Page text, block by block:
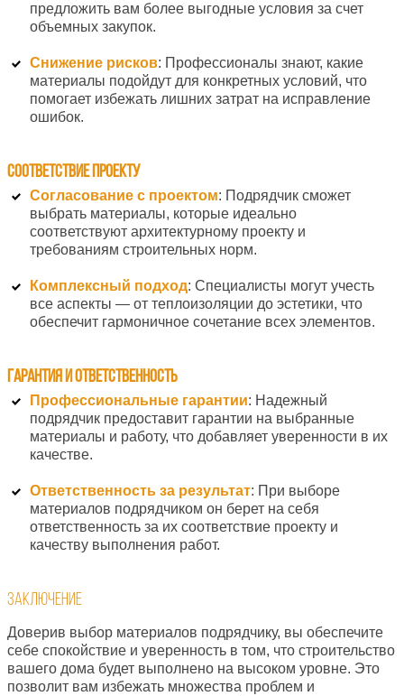
предложить вам более выгодные условия за счет
объемных закупок.
Снижение рисков: Профессионалы знают, какие
материалы подойдут для конкретных условий, что
помогает избежать лишних затрат на исправление
ошибок.
Соответствие проекту
Согласование с проектом: Подрядчик сможет
выбрать материалы, которые идеально
соответствуют архитектурному проекту и
требованиям строительных норм.
Комплексный подход: Специалисты могут учесть
все аспекты — от теплоизоляции до эстетики, что
обеспечит гармоничное сочетание всех элементов.
Гарантия и ответственность
Профессиональные гарантии: Надежный
подрядчик предоставит гарантии на выбранные
материалы и работу, что добавляет уверенности в их
качестве.
Ответственность за результат: При выборе
материалов подрядчиком он берет на себя
ответственность за их соответствие проекту и
качеству выполнения работ.
Заключение
Доверив выбор материалов подрядчику, вы обеспечите
себе спокойствие и уверенность в том, что строительство
вашего дома будет выполнено на высоком уровне. Это
позволит вам избежать множества проблем и